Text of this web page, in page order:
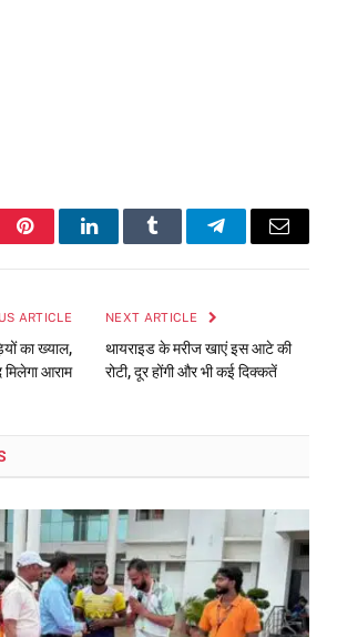
PinterestLinkedInTumblr TelegramEmail
ARTICLE
का ख्याल,
मिलेगा आराम
NEXT ARTICLE
थायराइड के मरीज खाएं इस आटे की
रोटी, दूर होंगी और भी कई दिक्कतें